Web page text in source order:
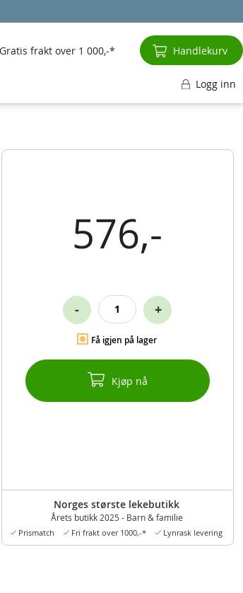
576,-
Få igjen på lager
- +
Kjøp nå
Norges største lekebutikk
Årets butikk 2025 - Barn & familie
Prismatch Fri frakt over 1000,-* Lynrask levering
Gratis frakt over 1 000,- Handlekurv
Logg inn